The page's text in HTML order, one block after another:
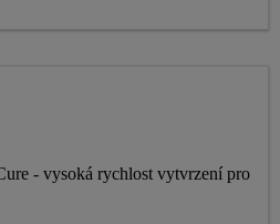
- vysoká rychlost vytvrzení pro